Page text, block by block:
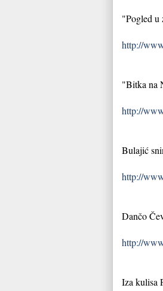
"Pogled u
http://
"Bitka na
http://
Bulajić
http://
Dančo
http://
Iza kulisa